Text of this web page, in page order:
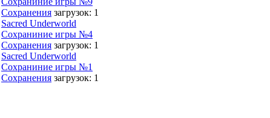
Сохранения загрузок: 1
Sacred Underworld
Сохраниние игры №4
Сохранения загрузок: 1
Sacred Underworld
Сохраниние игры №1
Сохранения загрузок: 1